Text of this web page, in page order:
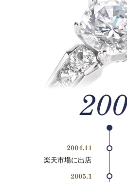
楽天市場に出店